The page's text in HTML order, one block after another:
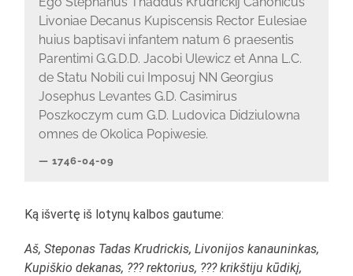
Livoniae Decanus Kupiscensis Rector Eulesiae
huius baptisavi infantem natum 6 praesentis
Parentimi G.G.D.D. Jacobi Ulewicz et Anna L.C.
de Statu Nobili cui Imposuj NN Georgius
Josephus Levantes G.D. Casimirus
Poszkoczym cum G.D. Ludovica Didziulowna
omnes de Okolica Popiwesie.
1746-04-09
Ką išvertę iš lotynų kalbos gautume:
Aš, Steponas Tadas Krudrickis, Livonijos kanauninkas,
Kupiškio dekanas, ??? rektorius, ??? krikštiju kūdikį,